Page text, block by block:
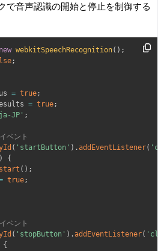
で音声認識の開始と停止を制御する
new webkitSpeechRecognition( ) ;
;
= true;
= true;
JP' ;
ベント
( 'startButton' ) .addEventListener(
)
{
start ( ) ;
true;
ベント
( 'stopButton' ) .addEventListener(
{